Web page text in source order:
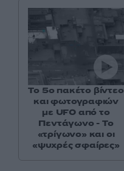
Το 5ο πακέτο βίντεο
και φωτογραφιών
με UFO από το
Πεντάγωνο - Το
«τρίγωνο» και οι
«ψυχρές σφαίρες»